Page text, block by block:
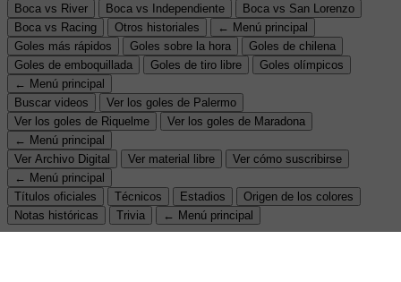
Boca vs River
Boca vs Independiente
Boca vs San Lorenzo
Boca vs Racing
Otros historiales
← Menú principal
Goles más rápidos
Goles sobre la hora
Goles de chilena
Goles de emboquillada
Goles de tiro libre
Goles olímpicos
← Menú principal
Buscar videos
Ver los goles de Palermo
Ver los goles de Riquelme
Ver los goles de Maradona
← Menú principal
Ver Archivo Digital
Ver material libre
Ver cómo suscribirse
← Menú principal
Títulos oficiales
Técnicos Estadios
Origen de los colores
Notas históricas
Trivia ← Menú principal